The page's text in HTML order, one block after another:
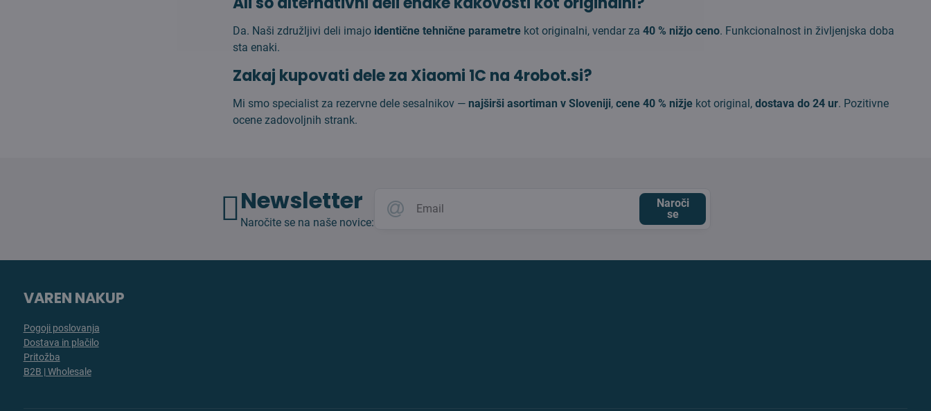
Da. Naši združljivi deli imajo identične tehnične parametre kot originalni, vendar za40 % nižjo ceno. Funkcionalnost in življenjska doba
sta enaki.
Zakaj kupovati dele za Xiaomi 1C na 4robot.si?
Mi smo specialist za rezervne dele sesalnikov — najširši asortiman v Sloveniji,cene 40 % nižje kot original,dostava do 24 ur. Pozitivne
ocene zadovoljnih strank.
Newsletter
Naročite se na naše novice:
Naroči
se
VAREN NAKUP
Pogoji poslovanja
Dostava in plačilo
Pritožba
B2B | Wholesale